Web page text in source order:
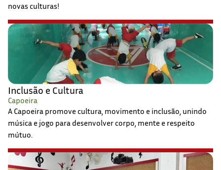
novas culturas!
Inclusão e Cultura
Capoeira
A Capoeira promove cultura, movimento e inclusão, unindo
música e jogo para desenvolver corpo, mente e respeito
mútuo.